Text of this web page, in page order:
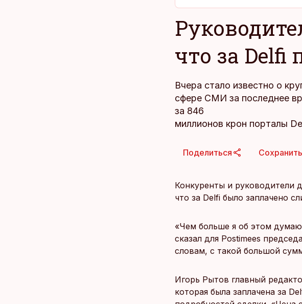
что за Delfi
Вчера стало известно о
сфере СМИ за последнее
за 846
миллионов крон порталы
Поделиться Сохранить
Конкуренты и руководители
что за Delfi было заплачено
«Чем больше я об этом
сказал для Postimees
словам, с такой большой
Игорь Рытов главный
которая была заплачена за